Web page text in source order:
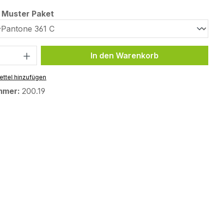
Paket
Anzahl: Gib den gewünschten Wert
In den Warenkorb
hinzufügen
200.19